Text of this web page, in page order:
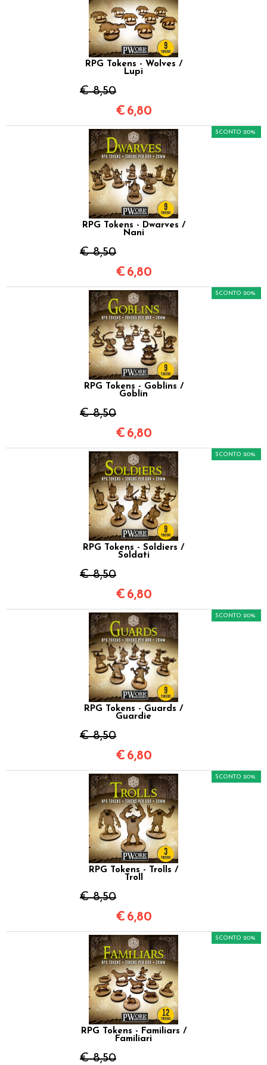
RPG Tokens - Wolves /
Lupi
€ 8,50
€ 6,80
RPG Tokens - Dwarves /
Nani
€ 8,50
SCONTO 20%
€ 6,80
RPG Tokens - Goblins /
Goblin
€ 8,50
SCONTO 20%
€ 6,80
RPG Tokens - Soldiers /
Soldati
€ 8,50
SCONTO 20%
€ 6,80
RPG Tokens - Guards /
Guardie
€ 8,50
SCONTO 20%
€ 6,80
RPG Tokens - Trolls /
Troll
€ 8,50
SCONTO 20%
€ 6,80
RPG Tokens - Familiars /
Familiari
€ 8,50
SCONTO 20%